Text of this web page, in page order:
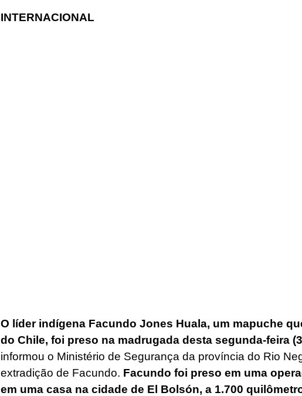
INTERNACIONAL
O líder indígena Facundo Jones Huala, um mapuche
do Chile, foi preso na madrugada desta segunda-feira
informou o Ministério de Segurança da província do Rio
extradição de Facundo. Facundo foi preso em uma
em uma casa na cidade de El Bolsón, a 1.700